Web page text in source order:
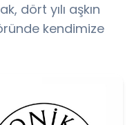
dört yılı aşkın
kendimize